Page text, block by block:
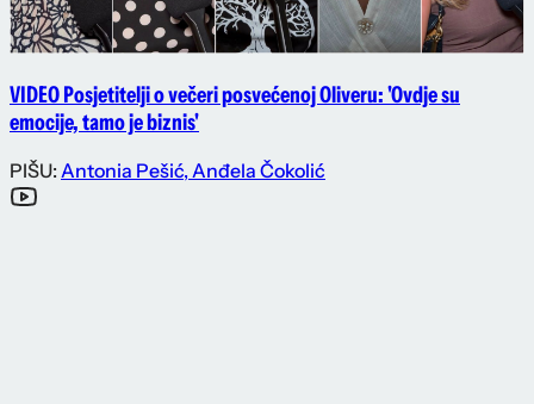
VIDEO Posjetitelji o večeri posvećenoj Oliveru: 'Ovdje su
emocije, tamo je biznis'
PIŠU: Antonia Pešić, Anđela Čokolić